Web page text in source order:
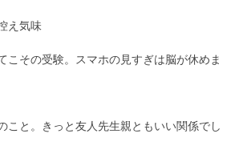
え気味
その受験。スマホの見すぎは脳が休めま
と。きっと友人先生親ともいい関係でし